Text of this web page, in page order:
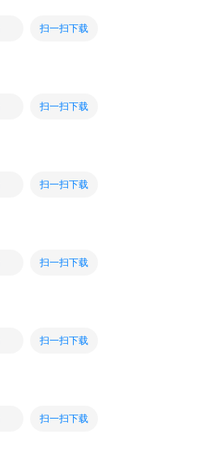
扫一扫下载
扫一扫下载
扫一扫下载
扫一扫下载
扫一扫下载
扫一扫下载